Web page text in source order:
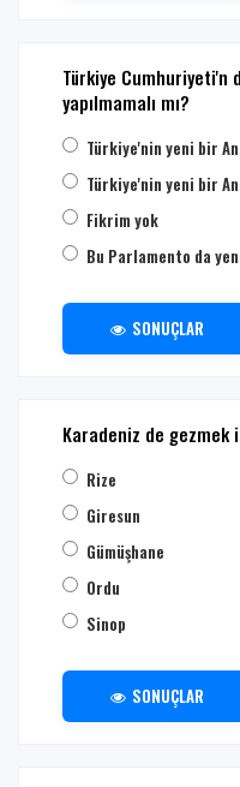
Türkiye Cumhuriyeti'n
yapılmamalı mı?
Türkiye'nin yeni bir
Türkiye'nin yeni bir
Fikrim yok
Bu Parlamento da
SONUÇLAR
Karadeniz de gezmek
Rize
Giresun
Gümüşhane
Ordu
Sinop
SONUÇLAR